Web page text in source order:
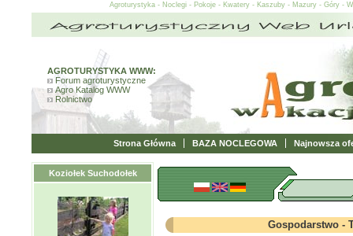
Agroturystyka - Noclegi - Pokoje - Kwatery - Kaszuby - Mazury - Góry -
AGROTURYSTYKA WWW:
Forum agroturystyczne
Agro Katalog WWW
Rolnictwo
Strona Główna BAZA NOCLEGOWA Najnowsza
Koziołek Suchodołek
Gospodarstwo -